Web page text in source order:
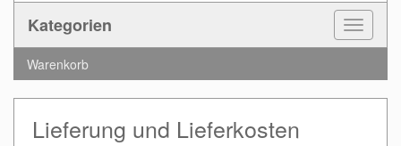
Kategorien
Toggle
Warenkorb
Lieferung und Lieferkosten